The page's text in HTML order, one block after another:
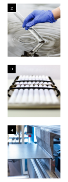
2
3
4